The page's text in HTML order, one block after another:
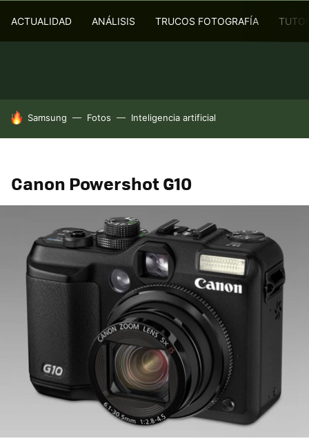
ACTUALIDAD ANÁLISIS TRUCOS FOTOGRAFÍA
HOY SE HABLA DE
Samsung Fotos Inteligencia artificial
Canon Powershot G10